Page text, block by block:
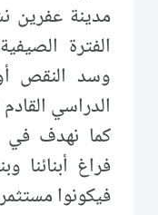
مدينة عفرين
الفترة
وسد النقص
الدراسي
كما نهدف في
فراغ أبنائنا
فيكونوا